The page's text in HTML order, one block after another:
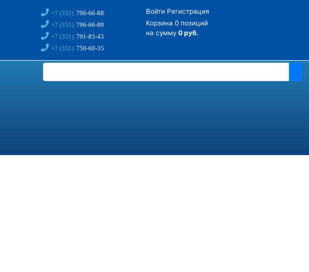
+7 (351) 796-66-88
+7 (351) 796-66-89
+7 (351) 791-85-43
+7 (351) 750-60-35
Войти Регистрация
Корзина 0 позиций
на сумму 0 руб.